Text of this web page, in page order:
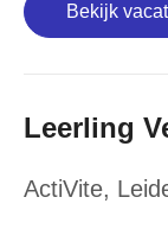
Bekijk
Leerling
ActiVite,